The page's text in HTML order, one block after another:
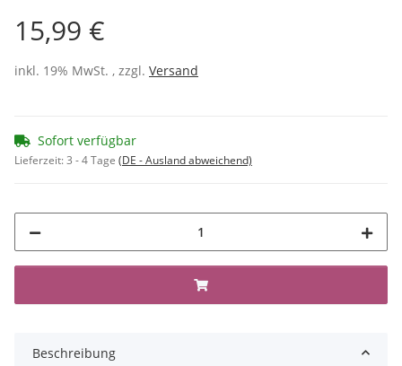
15,99 €
inkl. 19% MwSt. , zzgl. Versand
Sofort verfügbar
Lieferzeit:3 - 4 Tage (DE - Ausland abweichend)
Beschreibung